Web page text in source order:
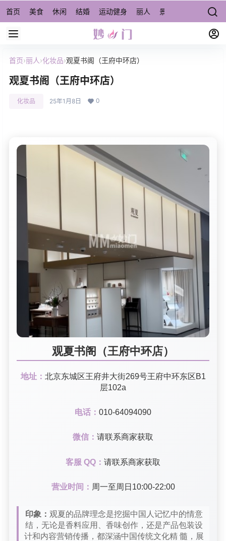
首页 美食 休闲 结婚 运动健身 丽人 景点/周边游 宠物
首页›丽人›化妆品›观夏书阁（王府中环店）
观夏书阁（王府中环店）
化妆品 25年1月8日 0
观夏书阁（王府中环店）
地址： 北京东城区王府井大街269号王府中环东区B1
层102a
电话： 010-64094090
微信： 请联系商家获取
客服 QQ： 请联系商家获取
营业时间： 周一至周日10:00-22:00
印象： 观夏的品牌理念是挖掘中国人记忆中的情意
结，无论是香料应用、香味创作，还是产品包装设
计和内容营销传播，都深涵中国传统文化精 髓，展